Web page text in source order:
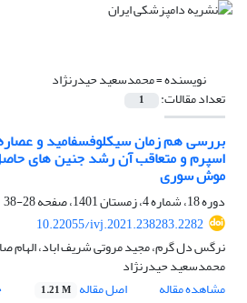
نویسنده =محمدسعید حیدرنژاد
تعداد مقالات: 1
بررسی هم زمان سیکلوفسفامید و
اسپرم و متعاقب آن رشد جنین های
موش سوری
دوره 18، شماره 4، زمستان 1401، صفحه
28-38
10.22055/ivj.2021.238283.2282
نرگس دل گرم، مجید مروتی شریف اباد، الهام
محمدسعید حیدرنژاد
مشاهده مقاله
اصل مقاله 1.21 M